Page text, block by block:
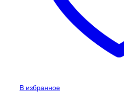
В избранное